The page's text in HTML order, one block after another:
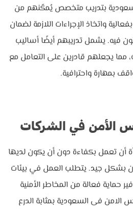
بتدريب متخصص يُمكّنهم من
واتخاذ الإجراءات اللازمة لضمان
فيه. يشمل تدريبهم أيضًا أساليب
مما يجعلهم قادرين على التعامل مع
بمهارة واحترافية.
الأمن في الشركات
أن تعمل بكفاءة دون أن يكون لديها
بشكل جيد. يتطلب العمل في بيئات
حماية فعالة من المخاطر الأمنية
الامن فى السعودية بمثابة الدرع